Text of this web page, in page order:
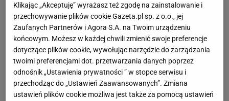
W Sinsay zostały ostatnie sztuki - te firany za 25
zł odmieniły mój salon
Ta luksusowa enklawa na Phuket była kiedyś
kopalnią cyny. Jak "blizna" na mapie wyspy stała
się rajem?
Klikając „Akceptuję” wyrażasz też zgodę na zainstalowanie i
przechowywanie plików cookie Gazeta.pl sp. z o.o., jej
Zaufanych Partnerów i Agora S.A. na Twoim urządzeniu
końcowym. Możesz w każdej chwili zmienić swoje preferencje
dotyczące plików cookie, wywołując narzędzie do zarządzania
twoimi preferencjami dot. przetwarzania danych poprzez
odnośnik „Ustawienia prywatności ” w stopce serwisu i
przechodząc do „Ustawień Zaawansowanych”. Zmiana
ustawień plików cookie możliwa jest także za pomocą ustawień